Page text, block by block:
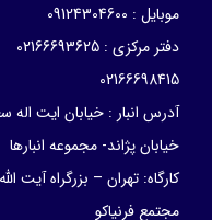
موبایل : 09124304600
دفتر مرکزی : 02166693625
02166698415
آدرس انبار : خیابان ایت
خیابان پژاند- مجموعه انبارها
کارگاه: تهران – بزرگراه
مجتمع فرنیاکو